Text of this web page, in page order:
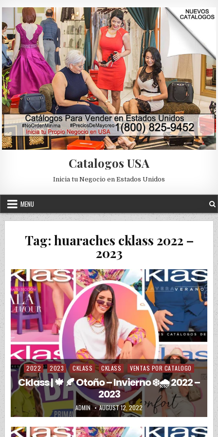
Catalogos USA
Inicia tu Negocio en Estados Unidos
MENU
Tag: huaraches cklass 2022 –
2023
Posted in
2022 2023 CKLASS CKLASS VENTAS POR CATALOGO
Cklass | 🍁 🍂 Otoño – Invierno ❄️🌧️ 2022 –
2023
AUTHOR:
ADMIN PUBLISHED DATE:
AUGUST 12, 2022